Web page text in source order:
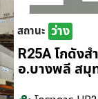
สถานะ ว่าง
R25A โกดังส
อ.บางพลี สมุ